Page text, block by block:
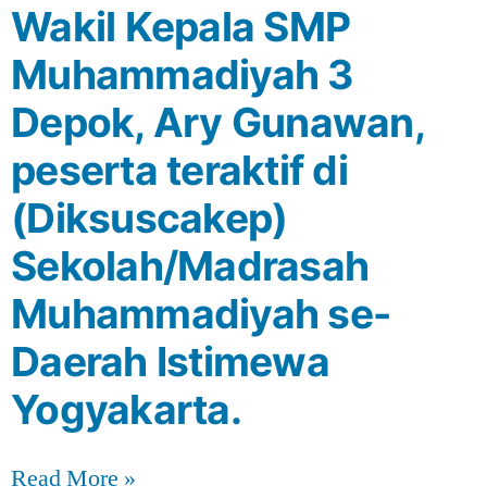
Wakil Kepala SMP
Muhammadiyah 3
Depok, Ary Gunawan,
peserta teraktif di
(Diksuscakep)
Sekolah/Madrasah
Muhammadiyah se-
Daerah Istimewa
Yogyakarta.
Read More »